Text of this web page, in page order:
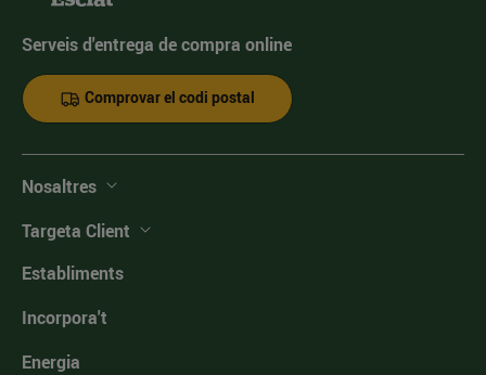
Serveis d'entrega de compra online
Comprovar el codi postal
Nosaltres
Targeta Client
Establiments
Incorpora't
Energia